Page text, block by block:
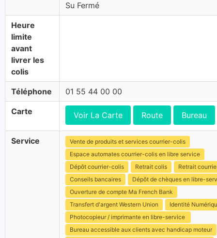
Su Fermé
Heure
limite
avant
livrer les
colis
Téléphone 01 55 44 00 00
Carte Voir La Carte Route Bureau
Service
Vente de produits et services courrier-colis
Espace automates courrier-colis en libre service
Dépôt courrier-colis
Retrait colis
Retrait
Conseils bancaires
Dépôt de chèques en libre-
Ouverture de compte Ma French Bank
Transfert d'argent Western Union
Identité
Photocopieur / imprimante en libre-service
Bureau accessible aux clients avec handicap moteur